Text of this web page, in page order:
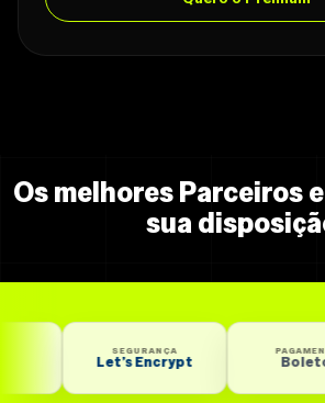
Os melhores Parceiros
sua
SEGURANÇA
Let’s Encrypt
PAGAMENTO
Boletos